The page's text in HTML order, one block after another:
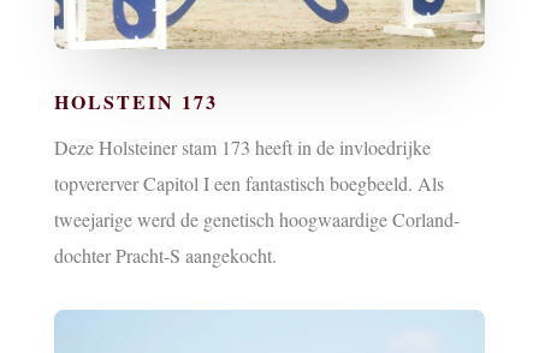
HOLSTEIN 173
Deze Holsteiner stam 173 heeft in de invloedrijke
topvererver Capitol I een fantastisch boegbeeld. Als
tweejarige werd de genetisch hoogwaardige Corland-
dochter Pracht-S aangekocht.